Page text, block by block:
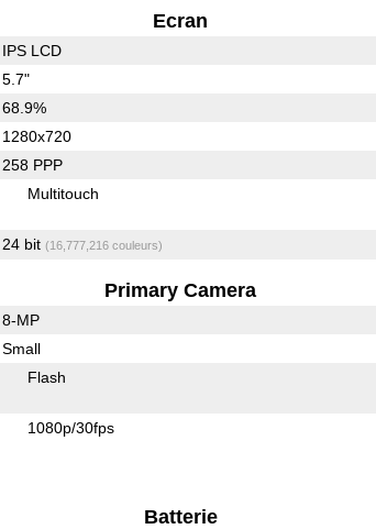
Ecran
IPS LCD
5.7"
68.9%
1280x720
258 PPP
Multitouch
24 bit (16,777,216 couleurs)
Primary Camera
8-MP
Small
Flash
1080p/30fps
Batterie